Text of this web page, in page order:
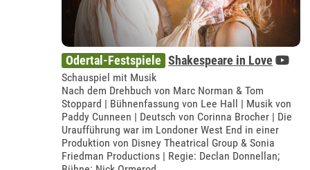
Odertal-Festspiele Shakespeare in Love
Schauspiel mit Musik
Nach dem Drehbuch von Marc Norman & Tom
Stoppard | Bühnenfassung von Lee Hall | Musik von
Paddy Cunneen | Deutsch von Corinna Brocher | Die
Uraufführung war im Londoner West End in einer
Produktion von Disney Theatrical Group & Sonia
Friedman Productions | Regie: Declan Donnellan;